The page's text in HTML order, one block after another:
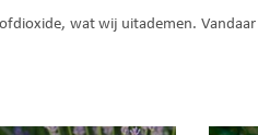
wat wij uitademen.